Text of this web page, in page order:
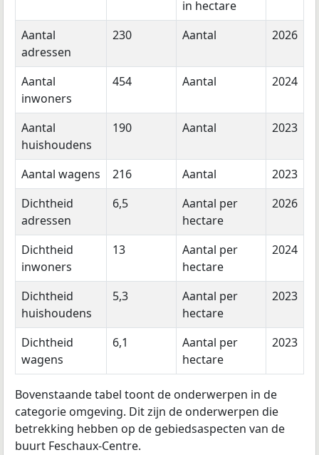
in hectare
Aantal
adressen
230 Aantal 2026
Aantal
inwoners
454 Aantal 2024
Aantal
huishoudens
190 Aantal 2023
Aantal wagens 216 Aantal
2023
Dichtheid
adressen
6,5
Aantal per
hectare
2026
Dichtheid
inwoners
13
Aantal per
hectare
2024
Dichtheid
huishoudens
5,3
Aantal per
hectare
2023
Dichtheid
wagens
6,1
Aantal per
hectare
2023
Bovenstaande tabel toont de onderwerpen in de
categorie omgeving. Dit zijn de onderwerpen die
betrekking hebben op de gebiedsaspecten van de
buurt Feschaux-Centre.